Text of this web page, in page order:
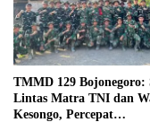
TMMD 129 Bojonegoro:
Lintas Matra TNI dan
Kesongo, Percepat